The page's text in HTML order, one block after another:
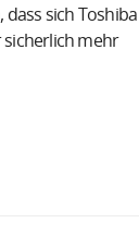
sich Toshiba
sicherlich mehr